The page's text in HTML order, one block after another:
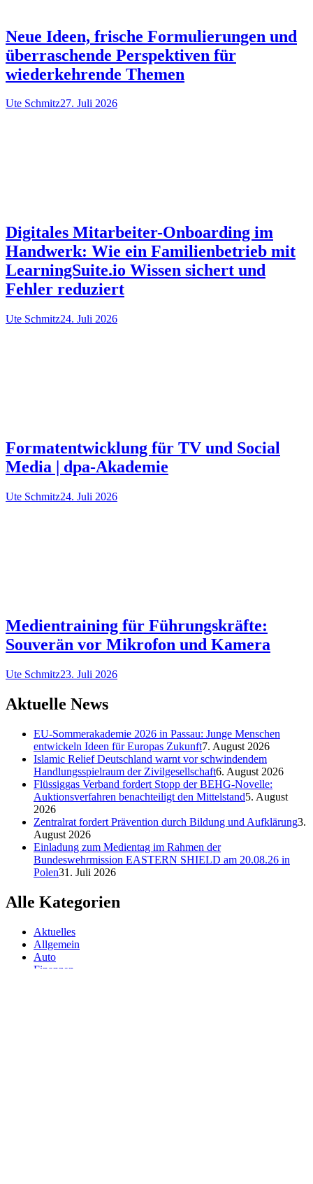
Neue Ideen, frische Formulierungen und
überraschende Perspektiven für
wiederkehrende Themen
Ute Schmitz27. Juli 2026
Digitales Mitarbeiter-Onboarding im
Handwerk: Wie ein Familienbetrieb mit
LearningSuite.io Wissen sichert und
Fehler reduziert
Ute Schmitz24. Juli 2026
Formatentwicklung für TV und Social
Media | dpa-Akademie
Ute Schmitz24. Juli 2026
Medientraining für Führungskräfte:
Souverän vor Mikrofon und Kamera
Ute Schmitz23. Juli 2026
Aktuelle News
EU-Sommerakademie 2026 in Passau: Junge Menschen
entwickeln Ideen für Europas Zukunft7. August 2026
Islamic Relief Deutschland warnt vor schwindendem
Handlungsspielraum der Zivilgesellschaft6. August 2026
Flüssiggas Verband fordert Stopp der BEHG-Novelle:
Auktionsverfahren benachteiligt den Mittelstand5. August
2026
Zentralrat fordert Prävention durch Bildung und Aufklärung3.
August 2026
Einladung zum Medientag im Rahmen der
Bundeswehrmission EASTERN SHIELD am 20.08.26 in
Polen31. Juli 2026
Alle Kategorien
Aktuelles
Allgemein
Auto
Finanzen